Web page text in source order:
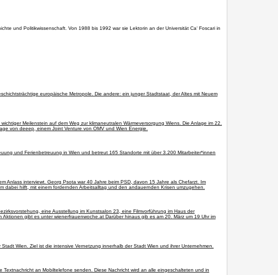
und Politikwissenschaft. Von 1988 bis 1992 war sie Lektorin an der Universität Ca‘ Foscari in
europäische Metropole. Die andere: ein junger Stadtstaat, der Altes mit Neuem
Meilenstein auf dem Weg zur klimaneutralen Wärmeversorgung Wiens. Die Anlage im 22.
von deeep, einem Joint Venture von OMV und Wien Energie.
und Ferienbetreuung in Wien und betreut 165 Standorte mit über 3.200 Mitarbeiter*innen
Anlass interviewt. Georg Psota war 40 Jahre beim PSD, davon 15 Jahre als Chefarzt. Im
hilft, mit einem fordernden Arbeitsalltag und den andauernden Krisen umzugehen.
eine Ausstellung im Kunstsalon 23, eine Filmvorführung im Haus der
gibt es unter wienerfrauenwoche.at Darüber hinaus gib es am 20. März um 19 Uhr im
Wien. Ziel ist die intensive Vernetzung innerhalb der Stadt Wien und ihrer Unternehmen.
an Mobiltelefone senden. Diese Nachricht wird an alle eingeschalteten und in